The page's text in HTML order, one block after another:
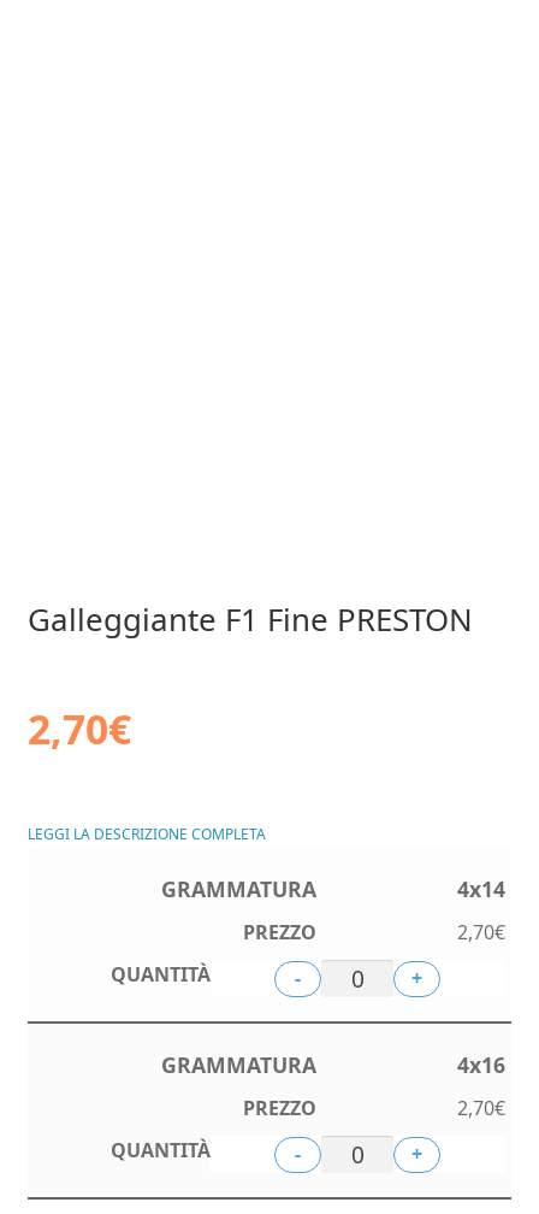
Galleggiante F1 Fine PRESTON
2,70€
LEGGI LA DESCRIZIONE COMPLETA
4x14
2,70€
-
+
4x16
2,70€
-
+